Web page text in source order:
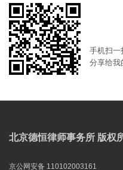
手机扫一
分享给我
北京德恒律师事务所 版权
京公网安备 110102003161